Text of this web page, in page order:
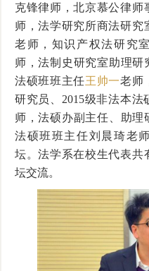
克锋律师，北京慕公律师
师，法学研究所商法研究
老师，知识产权法研究
师，法制史研究室助理研
法硕班班主任王帅一老师
研究员、2015级非法本法
师，法硕办副主任、助理
法硕班班主任刘晨琦老
坛。法学系在校生代表共
坛交流。